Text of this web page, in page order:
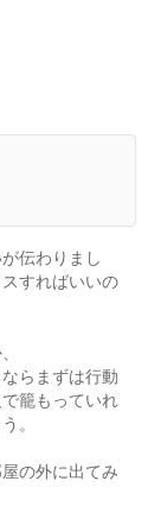
伝わりまし
すればいいの
らまずは行動
籠もっていれ
。
の外に出てみ